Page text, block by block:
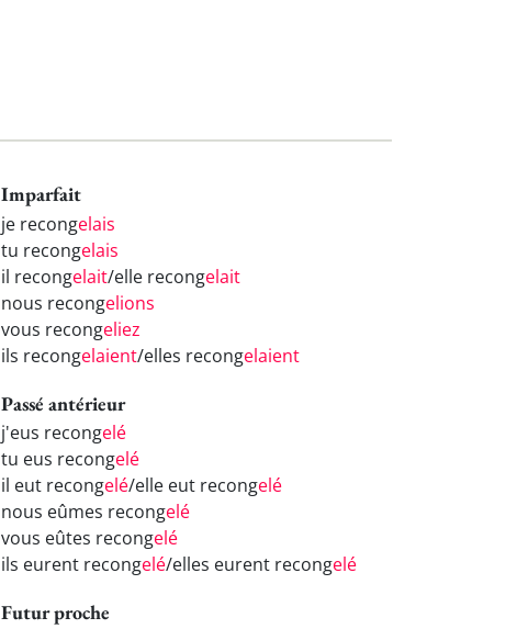
Imparfait
je recongelais
tu recongelais
il recongelait/elle recongelait
nous recongelions
vous recongeliez
ils recongelaient/elles recongelaient
Passé antérieur
j'eus recongelé
tu eus recongelé
il eut recongelé/elle eut recongelé
nous eûmes recongelé
vous eûtes recongelé
ils eurent recongelé/elles eurent recongelé
Futur proche